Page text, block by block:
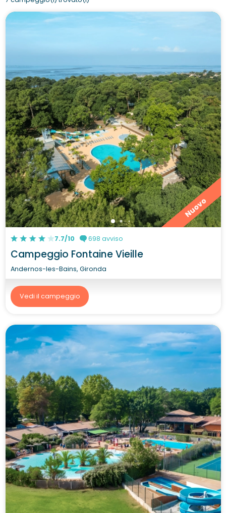
Nuovo
7.7/10 698 avviso
Campeggio Fontaine Vieille
Andernos-les-Bains, Gironda
Vedi il campeggio